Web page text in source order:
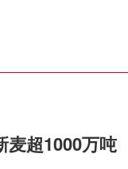
麦超1000万吨